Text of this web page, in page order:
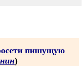
пишущую
)